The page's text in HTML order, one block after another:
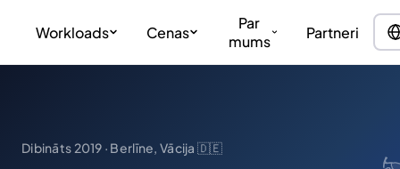
Workloads Cenas
Par
mums
Partneri
Dibināts 2019 · Berlīne, Vācija 🇩🇪